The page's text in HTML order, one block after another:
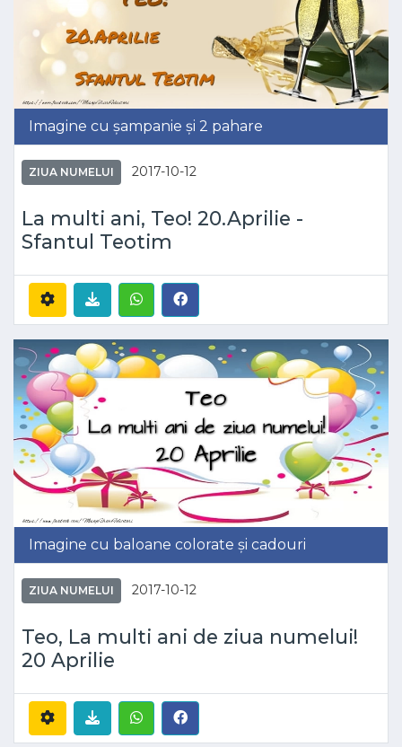
Imagine cu șampanie și 2 pahare
ZIUA NUMELUI 2017-10-12
La multi ani, Teo! 20.Aprilie -
Sfantul Teotim
Imagine cu baloane colorate și cadouri
ZIUA NUMELUI 2017-10-12
Teo, La multi ani de ziua numelui!
20 Aprilie